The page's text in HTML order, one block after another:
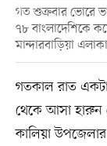
গত শুক্রবার ভোরে
৭৮ বাংলাদেশিকে
মান্দারবাড়িয়া
গতকাল রাত
থেকে আসা হারুন
কালিয়া